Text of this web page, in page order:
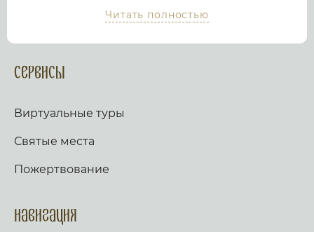
мы дадим людям возможность посетить любой
храм или дольмен не выходя из дома, просто
помощь в возжжения свечей за здравие и
упокой в христианских храмах Иерусалима и
вопросом. Письма помещаются в Стену Плача,
Благодатным огнем.
товаров, освященных на камне Миропомазания.
Читать полностью
Сервисы
Виртуальные туры
Святые места
Пожертвование
Навигация